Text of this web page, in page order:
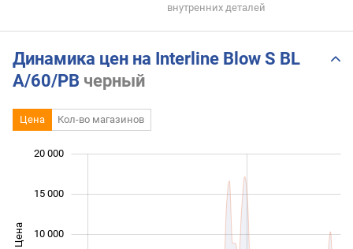
внутренних деталей
Динамика цен на Interline Blow S BL
A/60/PB черный
Цена Кол-во магазинов
Цена 10 000
10 000
15 000
20 000